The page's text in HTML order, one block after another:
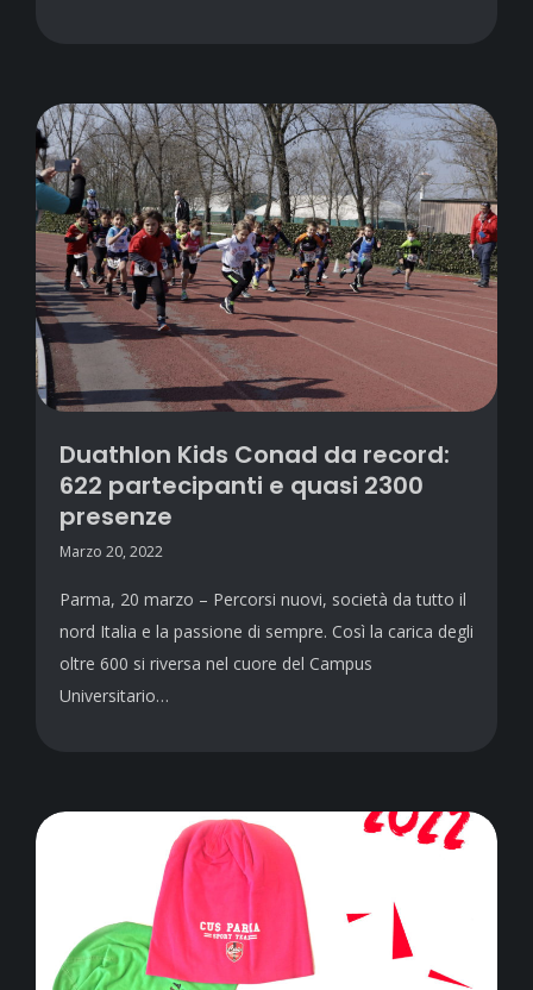
Duathlon Kids Conad da record:
622 partecipanti e quasi 2300
presenze
Marzo 20, 2022
Parma, 20 marzo – Percorsi nuovi, società da tutto il
nord Italia e la passione di sempre. Così la carica degli
oltre 600 si riversa nel cuore del Campus
Universitario…